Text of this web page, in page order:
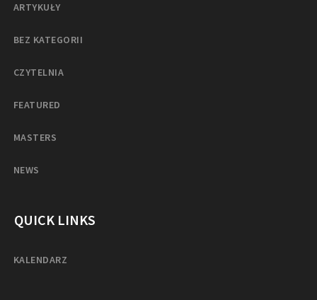
ARTYKUŁY
BEZ KATEGORII
CZYTELNIA
FEATURED
MASTERS
NEWS
QUICK LINKS
KALENDARZ